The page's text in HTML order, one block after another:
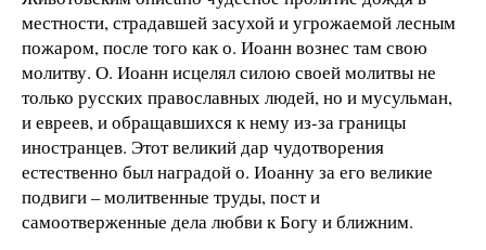
местности, страдавшей засухой и угрожаемой лесным
пожаром, после того как о. Иоанн вознес там свою
молитву. О. Иоанн исцелял силою своей молитвы не
только русских православных людей, но и мусульман,
и евреев, и обращавшихся к нему из-за границы
иностранцев. Этот великий дар чудотворения
естественно был наградой о. Иоанну за его великие
подвиги – молитвенные труды, пост и
самоотверженные дела любви к Богу и ближним.